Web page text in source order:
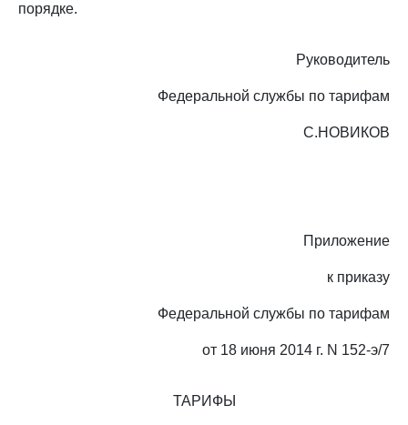
порядке.
Руководитель
Федеральной службы по тарифам
С.НОВИКОВ
Приложение
к приказу
Федеральной службы по тарифам
от 18 июня 2014 г. N 152-э/7
ТАРИФЫ